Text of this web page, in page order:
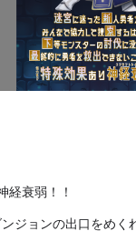
経衰弱！！
ジョンの出口をめく